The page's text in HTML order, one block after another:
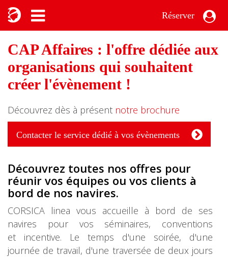
Réserver
CAP Affaires : l'offre dédiée aux
organisations qui souhaitent
créer l'évènement !
Découvrez dès à présent notre brochure
Contacter le service dédié à vos évènements
Découvrez toutes nos offres pour
réunir vos équipes ou vos clients à
bord de nos navires.
CORSICA linea vous accueille à bord de ses
navires pour vos séminaires, conventions
et incentive. Le temps d'une soirée, d'une
journée de travail, d'une traversée de deux jours